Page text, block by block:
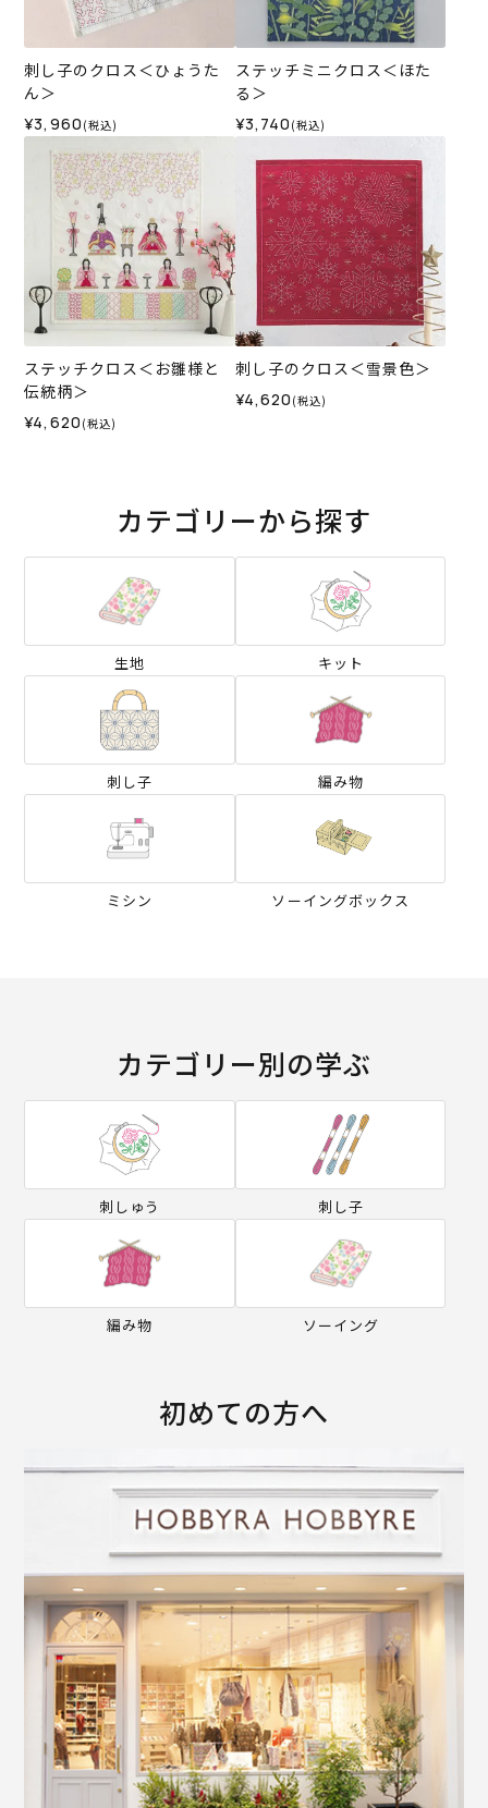
刺し子のクロス＜ひょうた
ん＞
¥3,960 (税込)
ステッチミニクロス＜ほた
る＞
¥3,740 (税込)
ステッチクロス＜お雛様と
伝統柄＞
¥4,620 (税込)
刺し子のクロス＜雪景色＞
¥4,620 (税込)
カテゴリーから探す
生地 キット
刺し子 編み物
ミシン ソーイングボックス
カテゴリー別の学ぶ
刺しゅう 刺し子
編み物 ソーイング
初めての方へ